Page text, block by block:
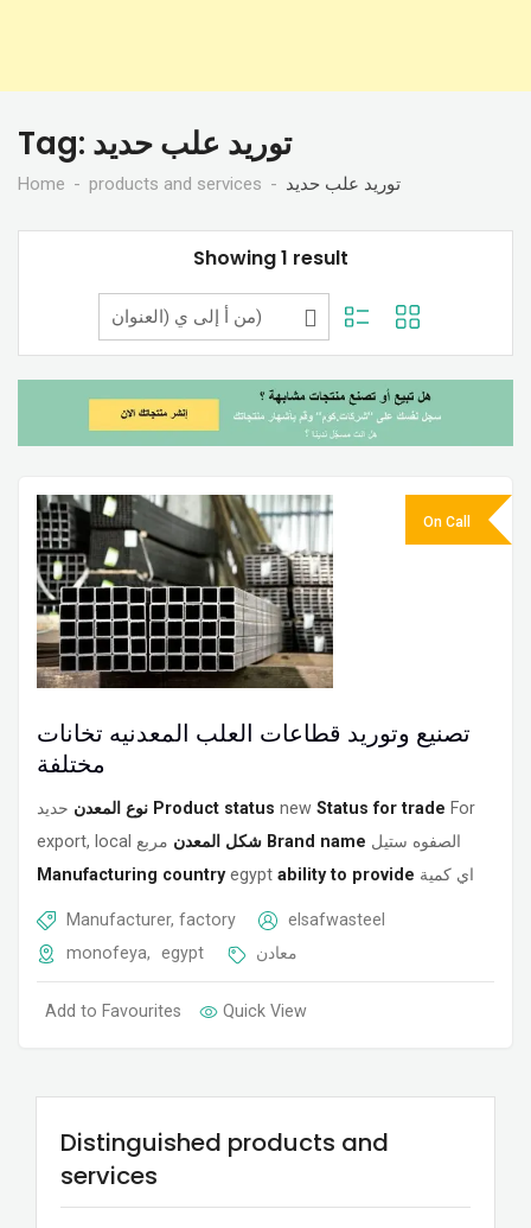
Tag: توريد علب حديد
Home products and services توريد علب حديد
Showing 1 result
تصنيع وتوريد قطاعات العلب المعدنيه تخانات
مختلفة
نوع المعدن حديد Product status new Status for trade For
export, local
شكل المعدن Brand name الصفوه ستيل
Manufacturing country egypt ability to provide اي كمية
Manufacturer, factory
elsafwasteel
monofeya, egypt معادن
Add to Favourites Quick View
On Call
Distinguished products and
services